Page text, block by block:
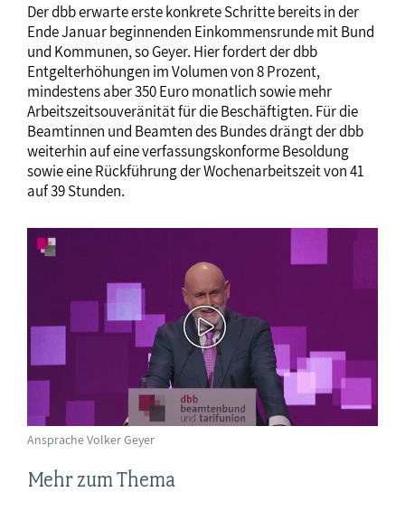
Der dbb erwarte erste konkrete Schritte bereits in der
Ende Januar beginnenden Einkommensrunde mit Bund
und Kommunen, so Geyer. Hier fordert der dbb
Entgelterhöhungen im Volumen von 8 Prozent,
mindestens aber 350 Euro monatlich sowie mehr
Arbeitszeitsouveränität für die Beschäftigten. Für die
Beamtinnen und Beamten des Bundes drängt der dbb
weiterhin auf eine verfassungskonforme Besoldung
sowie eine Rückführung der Wochenarbeitszeit von 41
auf 39 Stunden.
Ansprache Volker Geyer
Mehr zum Thema